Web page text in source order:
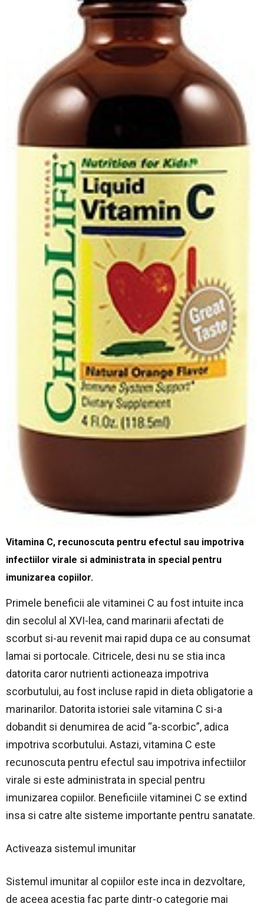
Vitamina C, recunoscuta pentru efectul sau impotriva
infectiilor virale si administrata in special pentru
imunizarea copiilor.
Primele beneficii ale vitaminei C au fost intuite inca
din secolul al XVI-lea, cand marinarii afectati de
scorbut si-au revenit mai rapid dupa ce au consumat
lamai si portocale. Citricele, desi nu se stia inca
datorita caror nutrienti actioneaza impotriva
scorbutului, au fost incluse rapid in dieta obligatorie a
marinarilor. Datorita istoriei sale vitamina C si-a
dobandit si denumirea de acid “a-scorbic”, adica
impotriva scorbutului. Astazi, vitamina C este
recunoscuta pentru efectul sau impotriva infectiilor
virale si este administrata in special pentru
imunizarea copiilor. Beneficiile vitaminei C se extind
insa si catre alte sisteme importante pentru sanatate.
Activeaza sistemul imunitar
Sistemul imunitar al copiilor este inca in dezvoltare,
de aceea acestia fac parte dintr-o categorie mai